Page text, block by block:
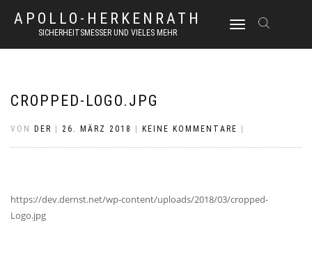
APOLLO-HERKENRATH
SICHERHEITSMESSER UND VIELES MEHR
NAVIGATION
CROPPED-LOGO.JPG
VON DER 26. MÄRZ 2018 KEINE KOMMENTARE
https://dev.dernst.net/wp-content/uploads/2018/03/cropped-
Logo.jpg